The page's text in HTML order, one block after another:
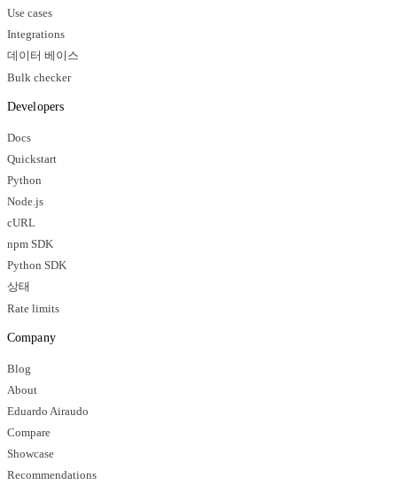
Use cases
Integrations
데이터 베이스
Bulk checker
Developers
Docs
Quickstart
Python
Node.js
cURL
npm SDK
Python SDK
상태
Rate limits
Company
Blog
About
Eduardo Airaudo
Compare
Showcase
Recommendations